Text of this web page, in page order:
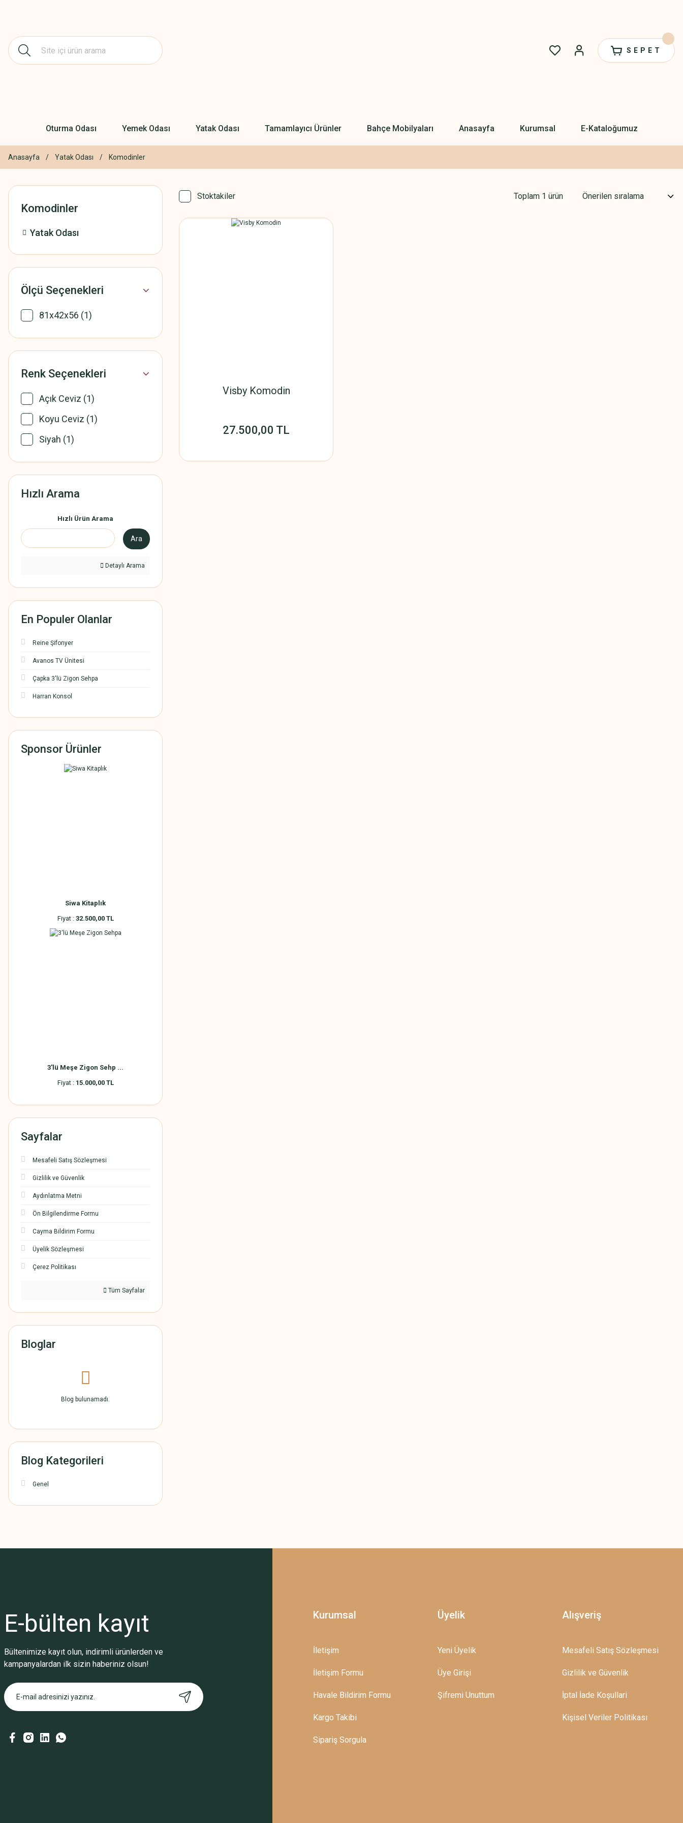
SEPET
Oturma Odası Yemek Odası Yatak Odası Tamamlayıcı Ürünler Bahçe Mobilyaları Anasayfa Kurumsal E-Kataloğumuz
Anasayfa Yatak Odası Komodinler
Komodinler
Yatak Odası
Ölçü Seçenekleri
81x42x56 (1)
Renk Seçenekleri
Açık Ceviz (1)
Koyu Ceviz (1)
Siyah (1)
Hızlı Arama
Hızlı Ürün Arama
Ara
Detaylı Arama
En Populer Olanlar
Reine Şifonyer
Avanos TV Ünitesi
Çapka 3'lü Zigon Sehpa
Harran Konsol
Sponsor Ürünler
Siwa Kitaplık
Fiyat : 32.500,00 TL
3'lü Meşe Zigon Sehp ...
Fiyat : 15.000,00 TL
Sayfalar
Mesafeli Satış Sözleşmesi
Gizlilik ve Güvenlik
Aydınlatma Metni
Ön Bilgilendirme Formu
Cayma Bildirim Formu
Üyelik Sözleşmesi
Çerez Politikası
Tüm Sayfalar
Bloglar
Blog bulunamadı.
Blog Kategorileri
Genel
Stoktakiler Toplam 1 ürün
Visby Komodin
27.500,00 TL
E-bülten kayıt
Bültenimize kayıt olun, indirimli ürünlerden ve
kampanyalardan ilk sizin haberiniz olsun!
Kurumsal
İletişim
İletişim Formu
Havale Bildirim Formu
Kargo Takibi
Sipariş Sorgula
Üyelik
Yeni Üyelik
Üye Girişi
Şifremi Unuttum
Alışveriş
Mesafeli Satış Sözleşmesi
Gizlilik ve Güvenlik
İptal İade Koşullari
Kişisel Veriler Politikası